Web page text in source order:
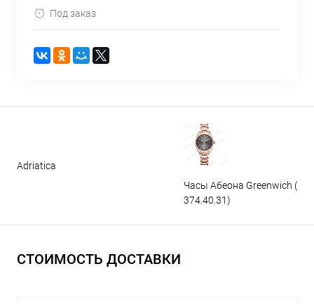
Под заказ
Adriatica
Часы Абеона Greenwich (GW
374.40.31)
СТОИМОСТЬ ДОСТАВКИ